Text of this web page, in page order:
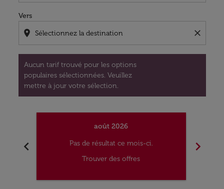
Vers
location_on close
Aucun tarif trouvé pour les options
populaires sélectionnées. Veuillez
mettre à jour votre sélection.
chevron_left
août 2026
Pas de résultat ce mois-ci.
Trouver des offres
chevron_right